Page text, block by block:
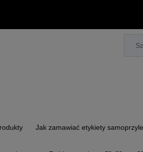
Jak zamawiać etykiety